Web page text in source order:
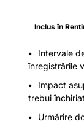
Inclus în
Intervale
înregistrările
Impact
trebui
Urmărire